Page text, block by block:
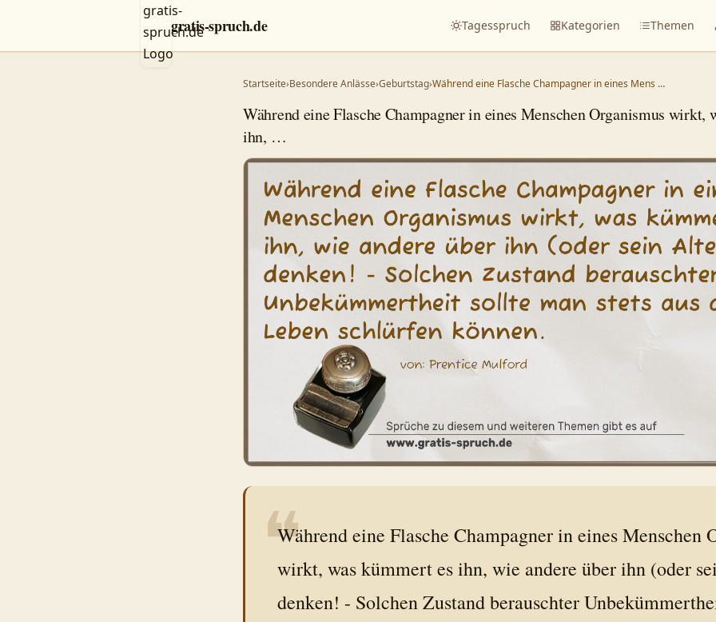
gratis-spruch.de Tagesspruch Kategorien Themen
Startseite›Besondere Anlässe›Geburtstag›Während eine Flasche Champagner in eines Mens …
Während eine Flasche Champagner in eines Menschen Organismus wirkt,
ihn, …
❝
Während eine Flasche Champagner in eines Menschen
wirkt, was kümmert es ihn, wie andere über ihn (oder
denken! - Solchen Zustand berauschter